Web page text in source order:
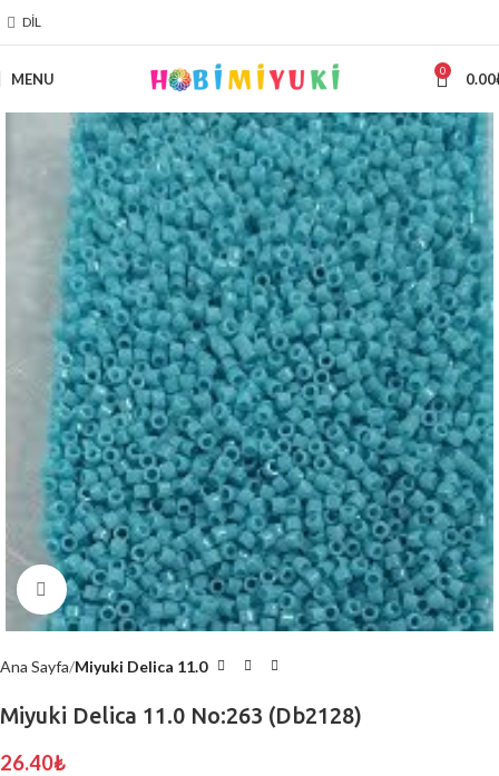
DIL
MENU 0 0.00
Click to enlarge
Ana Sayfa Miyuki Delica 11.0
Miyuki Delica 11.0 No:263 (Db2128)
26.40₺